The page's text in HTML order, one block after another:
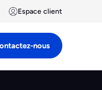
Espace client
nous